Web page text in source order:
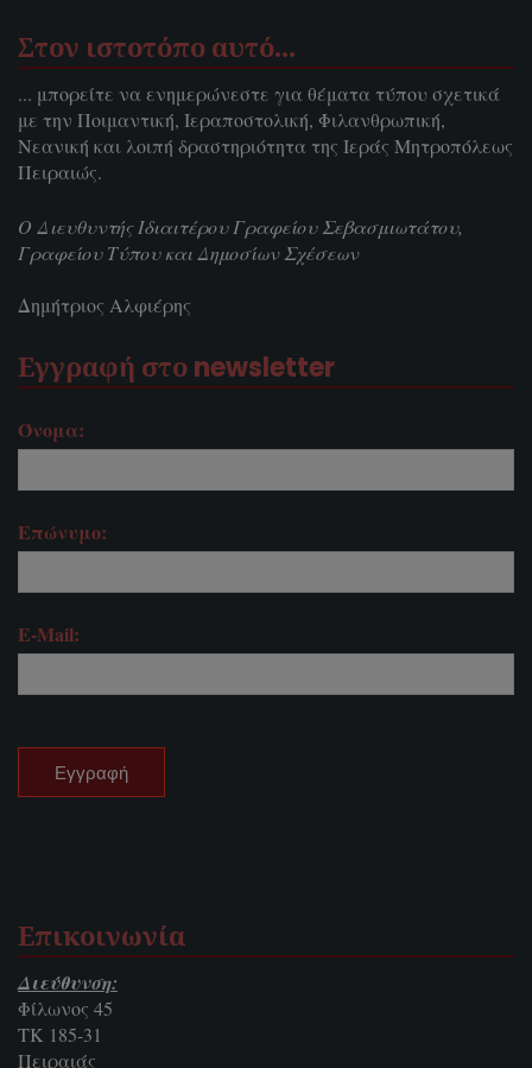
Στον ιστοτόπο αυτό…
... μπορείτε να ενημερώνεστε για θέματα τύπου σχετικά
με την Ποιμαντική, Ιεραποστολική, Φιλανθρωπική,
Νεανική και λοιπή δραστηριότητα της Ιεράς Μητροπόλεως
Πειραιώς.
Ο Διευθυντής Ιδιαιτέρου Γραφείου Σεβασμιωτάτου,
Γραφείου Τύπου και Δημοσίων Σχέσεων
Δημήτριος Αλφιέρης
Εγγραφή στο newsletter
Όνομα:
Επώνυμο:
E-Mail:
Επικοινωνία
Διεύθυνση:
Φίλωνος 45
ΤΚ 185-31
Πειραιάς